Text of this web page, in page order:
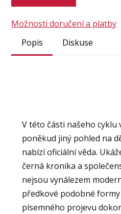
Možnosti doručení a platby
Popis
Diskuse
V této části našeho cyklu
poněkud jiný pohled na
nabízí oficiální věda.
černá kronika a
nejsou vynálezem
předkové podobné
písemného projevu